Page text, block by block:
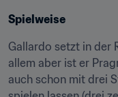
Spielweise
Gallardo setzt in der
allem aber ist er
auch schon mit drei